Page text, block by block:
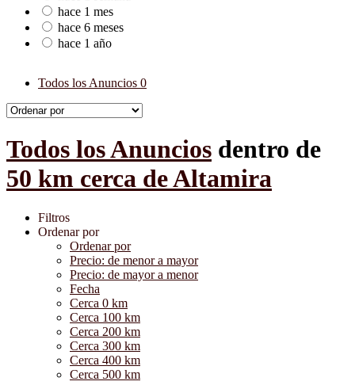
hace 1 mes
hace 6 meses
hace 1 año
Todos los Anuncios 0
Todos los Anuncios dentro de
50 km cerca de Altamira
Filtros
Ordenar por
Ordenar por
Precio: de menor a mayor
Precio: de mayor a menor
Fecha
Cerca 0 km
Cerca 100 km
Cerca 200 km
Cerca 300 km
Cerca 400 km
Cerca 500 km